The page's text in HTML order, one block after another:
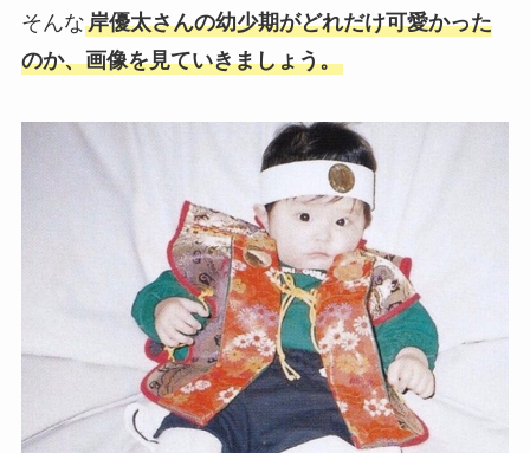
そんな岸優太さんの幼少期がどれだけ可愛かった
のか、画像を見ていきましょう。